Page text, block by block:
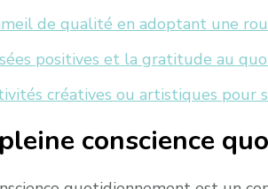
de qualité en adoptant une
positives et la gratitude au
créatives ou artistiques
conscience